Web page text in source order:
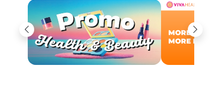
Previous Next